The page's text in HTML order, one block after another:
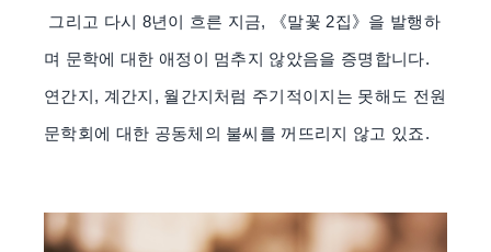
그리고 다시 8년이 흐른 지금, 《말꽃 2집》을 발행하
며 문학에 대한 애정이 멈추지 않았음을 증명합니다.
연간지, 계간지, 월간지처럼 주기적이지는 못해도 전원
문학회에 대한 공동체의 불씨를 꺼뜨리지 않고 있죠.